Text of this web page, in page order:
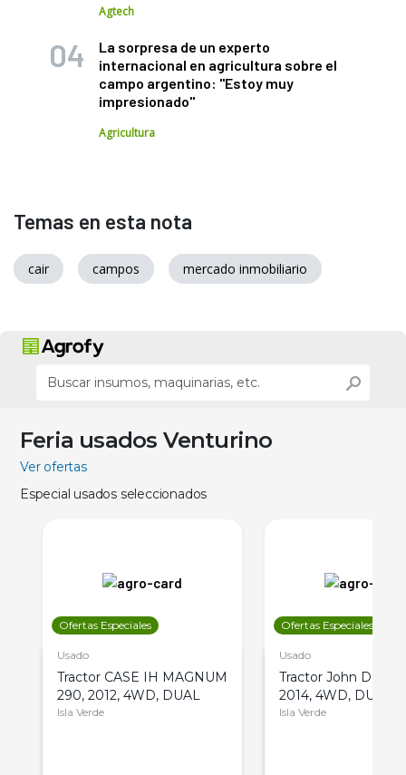
Agtech
La sorpresa de un experto
internacional en agricultura sobre el
campo argentino: "Estoy muy
impresionado"
Agricultura
Temas en esta nota
cair campos mercado inmobiliario
Feria usados Venturino
Ver ofertas
Especial usados seleccionados
Ofertas Especiales
Usado
Tractor CASE IH MAGNUM
290, 2012, 4WD, DUAL
Isla Verde
Ofertas Especiales
Usado
Tractor John Deere
2014, 4WD, DUAL
Isla Verde